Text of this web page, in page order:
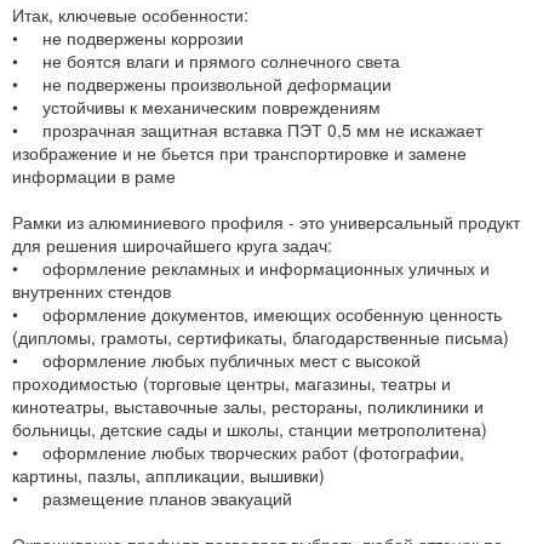
Итак, ключевые особенности:
• не подвержены коррозии
• не боятся влаги и прямого солнечного света
• не подвержены произвольной деформации
• устойчивы к механическим повреждениям
• прозрачная защитная вставка ПЭТ 0,5 мм не искажает
изображение и не бьется при транспортировке и замене
информации в раме
Рамки из алюминиевого профиля - это универсальный продукт
для решения широчайшего круга задач:
• оформление рекламных и информационных уличных и
внутренних стендов
• оформление документов, имеющих особенную ценность
(дипломы, грамоты, сертификаты, благодарственные письма)
• оформление любых публичных мест с высокой
проходимостью (торговые центры, магазины, театры и
кинотеатры, выставочные залы, рестораны, поликлиники и
больницы, детские сады и школы, станции метрополитена)
• оформление любых творческих работ (фотографии,
картины, пазлы, аппликации, вышивки)
• размещение планов эвакуаций